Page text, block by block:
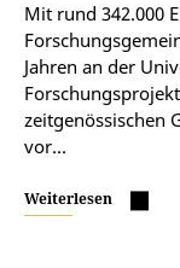
Mit rund 342.000
Jahren an der
zeitgenössischen
vor…
Weiterlesen